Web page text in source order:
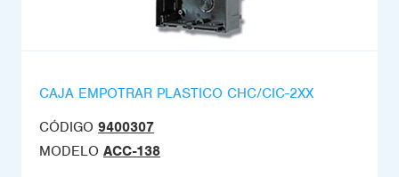
CAJA EMPOTRAR PLASTICO CHC/CIC-2XX
CÓDIGO 9400307
MODELO ACC-138